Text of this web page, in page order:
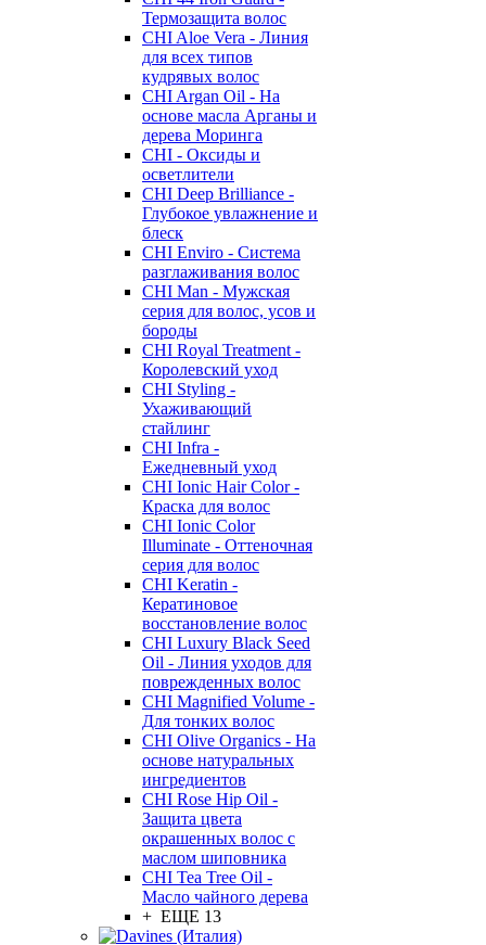
Термозащита волос
CHI Aloe Vera - Линия
для всех типов
кудрявых волос
CHI Argan Oil - На
основе масла Арганы и
дерева Моринга
CHI - Оксиды и
осветлители
CHI Deep Brilliance -
Глубокое увлажнение и
блеск
CHI Enviro - Система
разглаживания волос
CHI Man - Мужская
серия для волос, усов и
бороды
CHI Royal Treatment -
Королевский уход
CHI Styling -
Ухаживающий
стайлинг
CHI Infra -
Ежедневный уход
CHI Ionic Hair Color -
Краска для волос
CHI Ionic Color
Illuminate - Оттеночная
серия для волос
CHI Keratin -
Кератиновое
восстановление волос
CHI Luxury Black Seed
Oil - Линия уходов для
поврежденных волос
CHI Magnified Volume -
Для тонких волос
CHI Olive Organics - На
основе натуральных
ингредиентов
CHI Rose Hip Oil -
Защита цвета
окрашенных волос с
маслом шиповника
CHI Tea Tree Oil -
Масло чайного дерева
+ ЕЩЕ 13